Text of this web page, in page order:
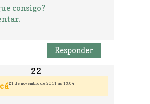
consigo?
Responder
21 de novembro de 2011 às 13:04